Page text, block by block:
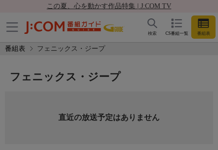
この夏、心を動かす作品特集 | J:COM TV
CS番組一覧 番組表
検索
番組表 フェニックス・ジープ
フェニックス・ジープ
直近の放送予定はありません